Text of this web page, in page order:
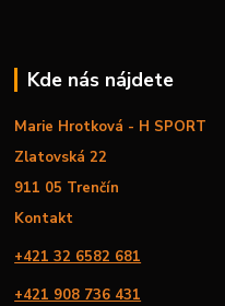
Kde nás nájdete
Marie Hrotková - H SPORT
Zlatovská 22
911 05 Trenčín
Kontakt
+421 32 6582 681
+421 908 736 431